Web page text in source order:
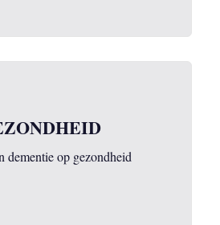
dementie op gezondheid